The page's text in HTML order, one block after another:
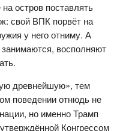
остров поставлять
свой ВПК порвёт на
у него отниму. А
восполняют
древнейшую», тем
поведении отнюдь не
но именно Трамп
Конгрессом